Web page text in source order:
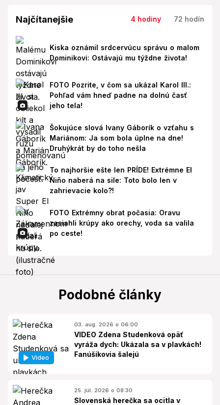
Najčítanejšie 4 hodiny 72 hodín
Kiska oznámil srdcervúcu správu o malom
Dominikovi: Ostávajú mu týždne života!
FOTO Pozrite, v čom sa ukázal Karol III.:
Pohľad vám hneď padne na dolnú časť
jeho tela!
Šokujúce slová Ivany Gáborík o vzťahu s
Mariánom: Ja som bola úplne na dne!
Druhýkrát by do toho nešla
To najhoršie ešte len PRÍDE! Extrémne El
Niño naberá na sile: Toto bolo len v
zahrievacie kolo?!
FOTO Extrémny obrat počasia: Oravu
zasiahli krúpy ako orechy, voda sa valila
po ceste!
Podobné články
Video
03. aug. 2026 o 06:00
VIDEO Zdena Studenková opäť
vyráža dych: Ukázala sa v plavkách!
Fanúšikovia šalejú
25. júl. 2026 o 08:30
Slovenská herečka sa ocitla v